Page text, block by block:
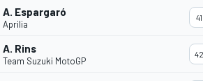
A. Espargaró
Aprilia
41
A. Rins
Team Suzuki MotoGP
42